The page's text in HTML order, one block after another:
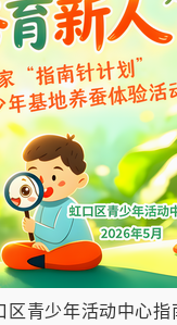
区青少年活动中心